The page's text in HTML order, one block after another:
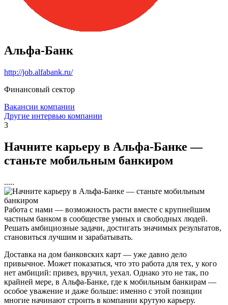
Альфа-Банк
http://job.alfabank.ru/
Финансовый сектор
Вакансии компании
Другие интервью компании
3
Начните карьеру в Альфа-Банке —
станьте мобильным банкиром
.....
Работа с нами — возможность расти вместе с крупнейшим
частным банком в сообществе умных и свободных людей.
Решать амбициозные задачи, достигать значимых результатов,
становиться лучшим и зарабатывать.
Доставка на дом банковских карт — уже давно дело
привычное. Может показаться, что это работа для тех, у кого
нет амбиций: привез, вручил, уехал. Однако это не так, по
крайней мере, в Альфа-Банке, где к мобильным банкирам —
особое уважение и даже больше: именно с этой позиции
многие начинают строить в компании крутую карьеру.